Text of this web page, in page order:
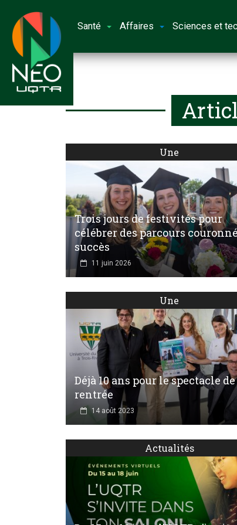
Santé Affaires Sciences et
Une
Trois jours de festivités pour
célébrer des parcours
succès
11 juin 2026
Une
Déjà 10 ans pour le spectacle
rentrée
14 août 2023
Actualités